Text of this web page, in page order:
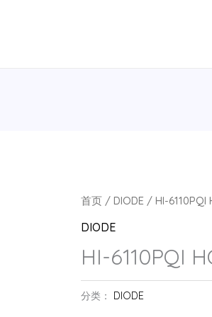
首页 /DIODE / HI-6110PQI
DIODE
HI-6110PQI
分类： DIODE